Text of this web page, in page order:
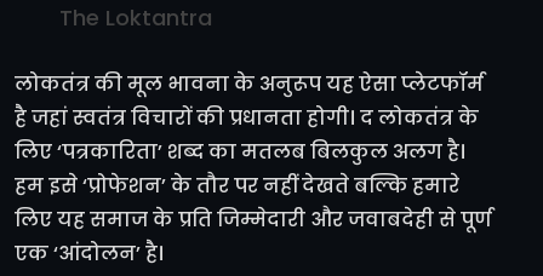
The Loktantra
लोकतंत्र की मूल भावना के अनुरूप यह ऐसा प्लेटफॉर्म
है जहां स्वतंत्र विचारों की प्रधानता होगी। द लोकतंत्र के
लिए ‘पत्रकारिता’ शब्द का मतलब बिलकुल अलग है।
हम इसे ‘प्रोफेशन’ के तौर पर नहीं देखते बल्कि हमारे
लिए यह समाज के प्रति जिम्मेदारी और जवाबदेही से पूर्ण
एक ‘आंदोलन’ है।